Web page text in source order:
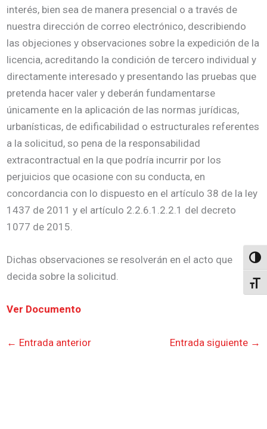
interés, bien sea de manera presencial o a través de
nuestra dirección de correo electrónico, describiendo
las objeciones y observaciones sobre la expedición de la
licencia, acreditando la condición de tercero individual y
directamente interesado y presentando las pruebas que
pretenda hacer valer y deberán fundamentarse
únicamente en la aplicación de las normas jurídicas,
urbanísticas, de edificabilidad o estructurales referentes
a la solicitud, so pena de la responsabilidad
extracontractual en la que podría incurrir por los
perjuicios que ocasione con su conducta, en
concordancia con lo dispuesto en el artículo 38 de la ley
1437 de 2011 y el artículo 2.2.6.1.2.2.1 del decreto
1077 de 2015.
Dichas observaciones se resolverán en el acto que
decida sobre la solicitud.
Ver Documento
← Entrada anterior Entrada siguiente →